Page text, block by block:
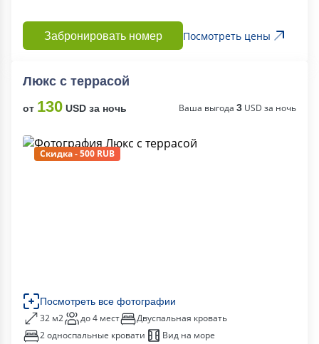
Забронировать номер Посмотреть цены
Люкс с террасой
от 130 USD за ночь Ваша выгода 3 USD за ночь
Скидка - 500 RUB
Посмотреть все фотографии
32 м2 до 4 мест
Двуспальная кровать
2 односпальные кровати
Вид на море